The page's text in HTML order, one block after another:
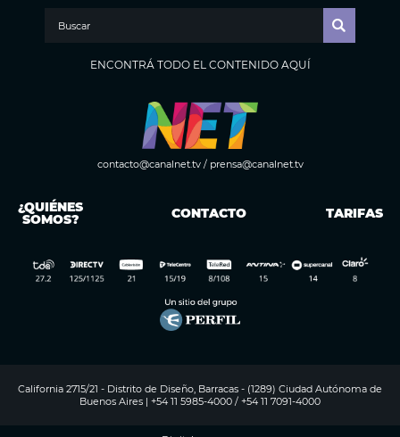
ENCONTRÁ TODO EL CONTENIDO AQUÍ
contacto@canalnet.tv/ prensa@canalnet.tv
¿QUIÉNES
SOMOS? CONTACTO TARIFAS
California 2715/21 - Distrito de Diseño, Barracas - (1289) Ciudad Autónoma de
Buenos Aires | +54 11 5985-4000 / +54 11 7091-4000